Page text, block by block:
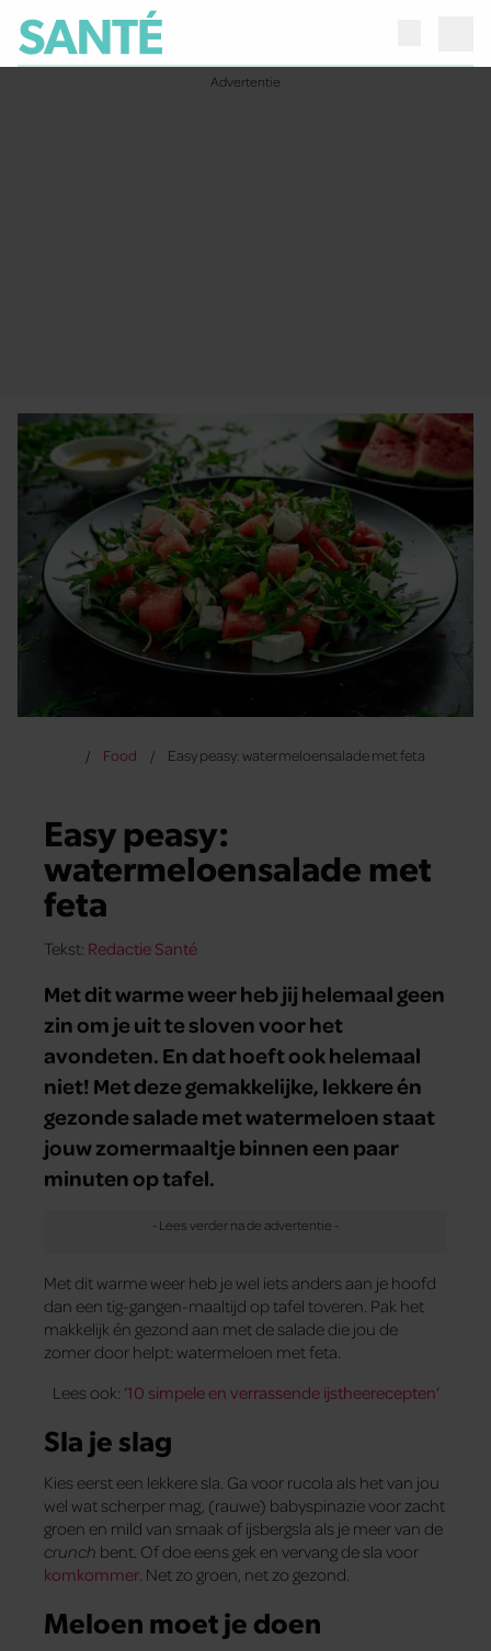
Food Easy peasy: watermeloensalade met feta
Easy peasy:
watermeloensalade met
feta
Tekst: Redactie Santé
Met dit warme weer heb jij helemaal geen
zin om je uit te sloven voor het
avondeten. En dat hoeft ook helemaal
niet! Met deze gemakkelijke, lekkere én
gezonde salade met watermeloen staat
jouw zomermaaltje binnen een paar
minuten op tafel.
Met dit warme weer heb je wel iets anders aan je hoofd
dan een tig-gangen-maaltijd op tafel toveren. Pak het
makkelijk én gezond aan met de salade die jou de
zomer door helpt: watermeloen met feta.
Lees ook: ‘10 simpele en verrassende ijstheerecepten‘
Sla je slag
Kies eerst een lekkere sla. Ga voor rucola als het van jou
wel wat scherper mag, (rauwe) babyspinazie voor zacht
groen en mild van smaak of ijsbergsla als je meer van de
crunch bent. Of doe eens gek en vervang de sla voor
komkommer . Net zo groen, net zo gezond.
Meloen moet je doen